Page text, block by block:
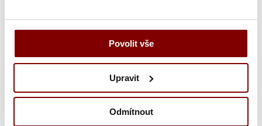
Povolit vše
Upravit
Odmítnout
Tričká / polokošeľa
Zdravotnícke plášťa
Čiapky